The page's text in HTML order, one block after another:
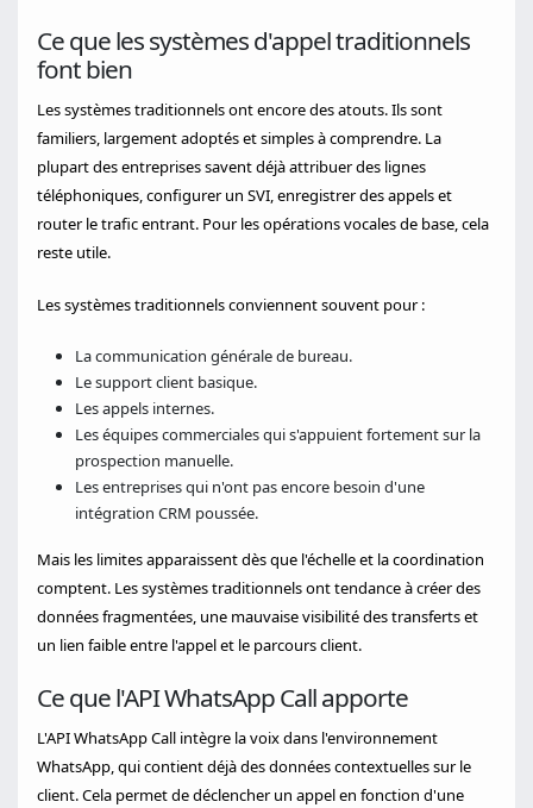
Ce que les systèmes d'appel traditionnels
font bien
Les systèmes traditionnels ont encore des atouts. Ils sont
familiers, largement adoptés et simples à comprendre. La
plupart des entreprises savent déjà attribuer des lignes
téléphoniques, configurer un SVI, enregistrer des appels et
router le trafic entrant. Pour les opérations vocales de base, cela
reste utile.
Les systèmes traditionnels conviennent souvent pour :
La communication générale de bureau.
Le support client basique.
Les appels internes.
Les équipes commerciales qui s'appuient fortement sur la
prospection manuelle.
Les entreprises qui n'ont pas encore besoin d'une
intégration CRM poussée.
Mais les limites apparaissent dès que l'échelle et la coordination
comptent. Les systèmes traditionnels ont tendance à créer des
données fragmentées, une mauvaise visibilité des transferts et
un lien faible entre l'appel et le parcours client.
Ce que l'API WhatsApp Call apporte
L'API WhatsApp Call intègre la voix dans l'environnement
WhatsApp, qui contient déjà des données contextuelles sur le
client. Cela permet de déclencher un appel en fonction d'une